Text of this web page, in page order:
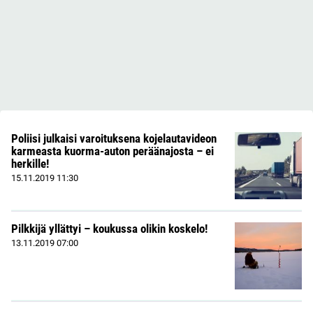
Poliisi julkaisi varoituksena kojelautavideon
karmeasta kuorma-auton peräänajosta – ei
herkille!
15.11.2019 11:30
Pilkkijä yllättyi – koukussa olikin koskelo!
13.11.2019 07:00